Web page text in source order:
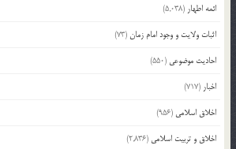
ائمه اطهار (5,038)
اثبات ولایت و وجود امام زمان(73)
احادیث موضوعی (550)
اخبار (717)
اخلاق اسلامی (956)
اخلاق و تربیت اسلامی (2,836)